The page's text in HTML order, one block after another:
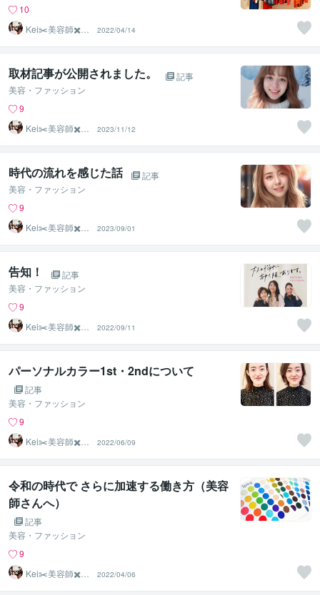
10
Kei✂️美容師✖️似
合わせの専門家
2022/04/14
取材記事が公開されました。
記事
美容・ファッション
9
Kei✂️美容師✖️似
合わせの専門家
2023/11/12
時代の流れを感じた話
記事
美容・ファッション
9
Kei✂️美容師✖️似
合わせの専門家
2023/09/01
告知！
記事
美容・ファッション
9
Kei✂️美容師✖️似
合わせの専門家
2022/09/11
パーソナルカラー1st・2ndについて
記事
美容・ファッション
9
Kei✂️美容師✖️似
合わせの専門家
2022/06/09
令和の時代で さらに加速する働き方（美容
師さんへ）
記事
美容・ファッション
9
Kei✂️美容師✖️似
合わせの専門家
2022/04/06